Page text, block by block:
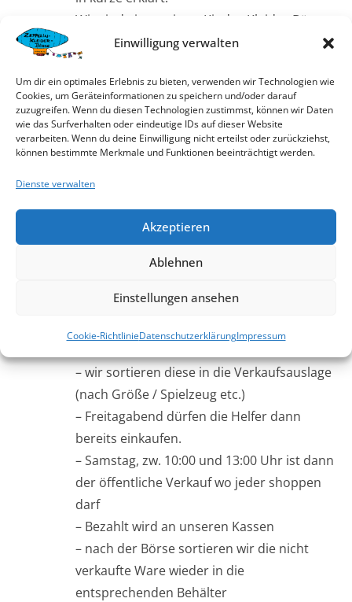
Einwilligung verwalten
Um dir ein optimales Erlebnis zu bieten, verwenden wir Technologien wie
Cookies, um Geräteinformationen zu speichern und/oder darauf
zuzugreifen. Wenn du diesen Technologien zustimmst, können wir Daten
wie das Surfverhalten oder eindeutige IDs auf dieser Website
verarbeiten. Wenn du deine Einwilligung nicht erteilst oder zurückziehst,
können bestimmte Merkmale und Funktionen beeinträchtigt werden.
Dienste verwalten
Akzeptieren
Ablehnen
Einstellungen ansehen
Cookie-RichtlinieDatenschutzerklärungImpressum
Wir sind ein sortierte Kinder-Kleider-Börse,
das heißt:
– Du registrierst dich über Basarlino auf
unserer Börse als Verkäufer (gerne auch als
Helfer, dann hast du den Vorzug am Vorab-
Helferverkauf zu shoppen und bekommst
direkt eine Verkäuferlsite)
wird nach Reihenfolge der „Bewerbungen“
– anschließend erfasst du deine Artikel über
beklebst deine Ware mit deinen Etiketten.
– Freitag vor der Börse gibst du deine Ware
– wir sortieren diese in die Verkaufsauslage
(nach Größe / Spielzeug etc.)
– Freitagabend dürfen die Helfer dann
bereits einkaufen.
– Samstag, zw. 10:00 und 13:00 Uhr ist dann
der öffentliche Verkauf wo jeder shoppen
darf
– Bezahlt wird an unseren Kassen
– nach der Börse sortieren wir die nicht
verkaufte Ware wieder in die
entsprechenden Behälter